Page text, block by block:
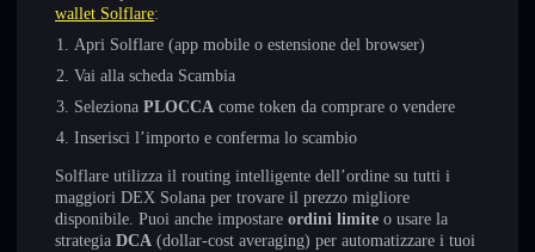
wallet Solflare:
Apri Solflare (app mobile o estensione del browser)
Vai alla scheda Scambia
Seleziona PLOCCA come token da comprare o vendere
Inserisci l’importo e conferma lo scambio
Solflare utilizza il routing intelligente dell’ordine su tutti i
maggiori DEX Solana per trovare il prezzo migliore
disponibile. Puoi anche impostare ordini limite o usare la
strategia DCA (dollar-cost averaging) per automatizzare i tuoi